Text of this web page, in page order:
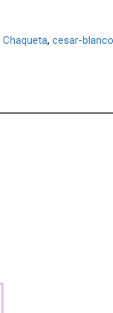
Chaqueta cesar-blanco